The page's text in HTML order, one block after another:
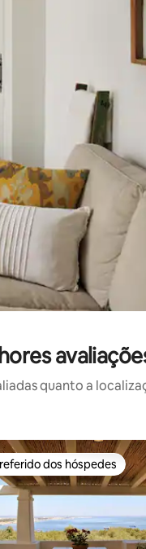
do teclado ou tocando
quanto a
os melhores preferidos
dos hóspedes